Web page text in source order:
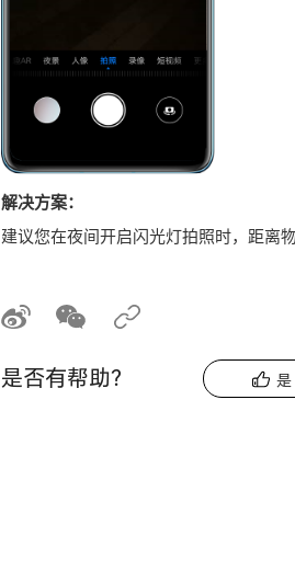
解决方案：
建议您在夜间开启闪光灯拍照时，距离物
是否有帮助？ 是